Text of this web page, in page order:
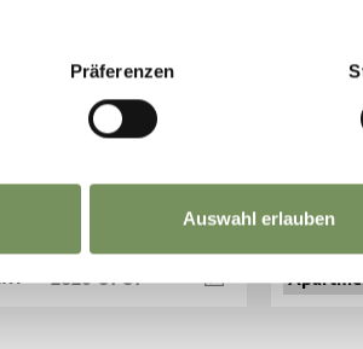
Präferenzen
Auswahl erlauben
vos vacances de